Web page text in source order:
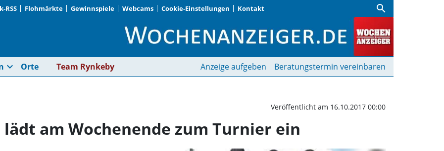
RSS Flohmärkte Gewinnspiele Webcams Cookie-Einstellungen Kontakt search
SpVgg Höhenkirchen lädt am Wochenende
expand_more Orte Team Rynkeby Anzeige aufgeben Beratungstermin vereinbaren
Veröffentlicht am 16.10.2017 00:00
am Wochenende zum Turnier ein